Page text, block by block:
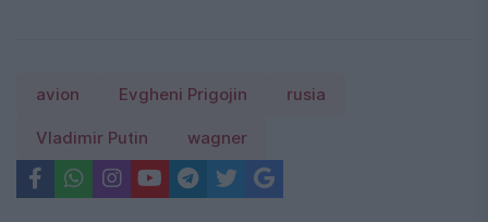
avion Evgheni Prigojin rusia
Vladimir Putin wagner